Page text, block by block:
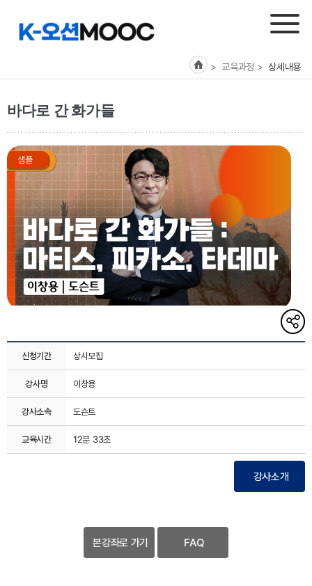
> 교육과정 >상세내용
바다로 간 화가들
샘플
해당
게시글
링크
신청기간 상시모집
강사명 이창용
강사소속 도슨트
교육시간 12분 33초
강사소개
본강좌로 가기 FAQ